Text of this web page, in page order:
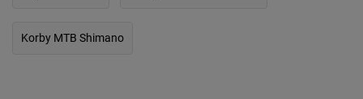
Korby MTB Shimano